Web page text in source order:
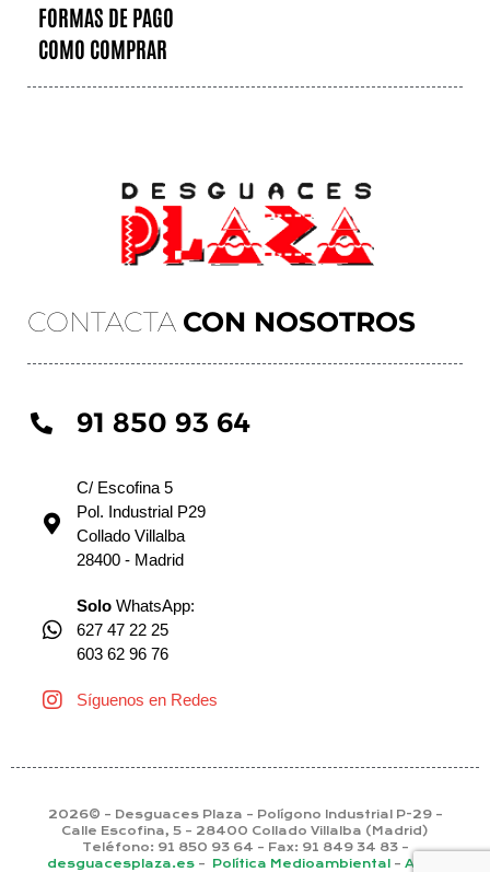
CONTACTA CON NOSOTROS
91 850 93 64
C/ Escofina 5
Pol. Industrial P29
Collado Villalba
28400 - Madrid
Solo WhatsApp:
627 47 22 25
603 62 96 76
Síguenos en Redes
FORMAS DE PAGO
COMO COMPRAR
2026© – Desguaces Plaza – Polígono Industrial P-29 –
Calle Escofina, 5 – 28400 Collado Villalba (Madrid)
Teléfono: 91 850 93 64 – Fax: 91 849 34 83 –
desguacesplaza.es – Política Medioambiental – Aviso